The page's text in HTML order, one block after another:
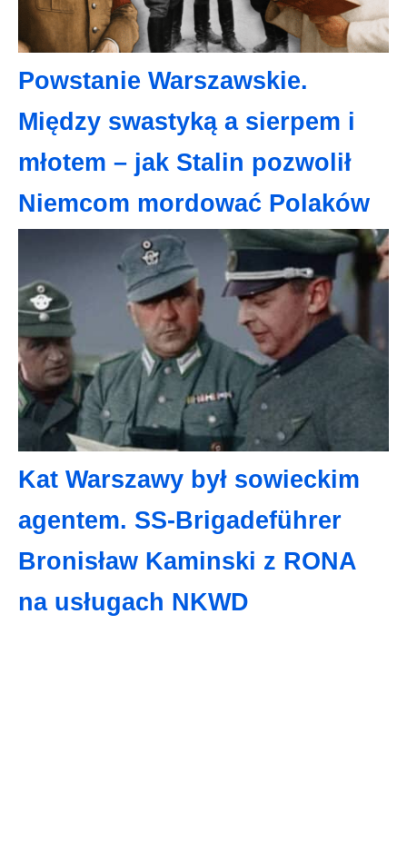
Powstanie Warszawskie.
Między swastyką a sierpem i
młotem – jak Stalin pozwolił
Niemcom mordować Polaków
Kat Warszawy był sowieckim
agentem. SS-Brigadeführer
Bronisław Kaminski z RONA
na usługach NKWD